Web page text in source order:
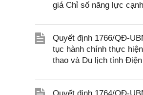
giá Chỉ số năng lực
Quyết định 1766/QĐ-
tục hành chính thực
thao và Du lịch tỉnh